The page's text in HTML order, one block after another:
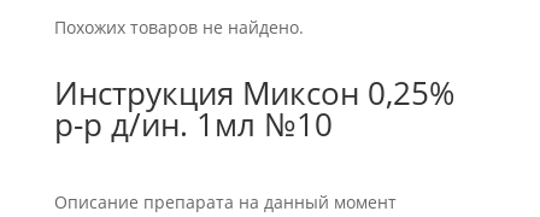
Похожих товаров не найдено.
Инструкция Миксон 0,25%
р-р д/ин. 1мл №10
Описание препарата на данный момент